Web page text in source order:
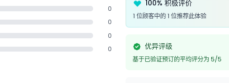
0
0
0
0
100% 积极评价
1 位顾客中的 1 位推荐此体验
优异评级
基于已验证预订的平均评分为 5/5